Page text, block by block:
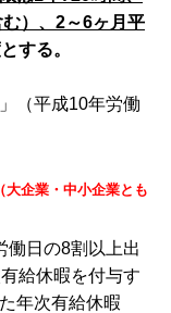
）、2～6ヶ月平
する。
（平成10年労働
（大企業・中小企業とも
働日の8割以上出
給休暇を付与す
年次有給休暇